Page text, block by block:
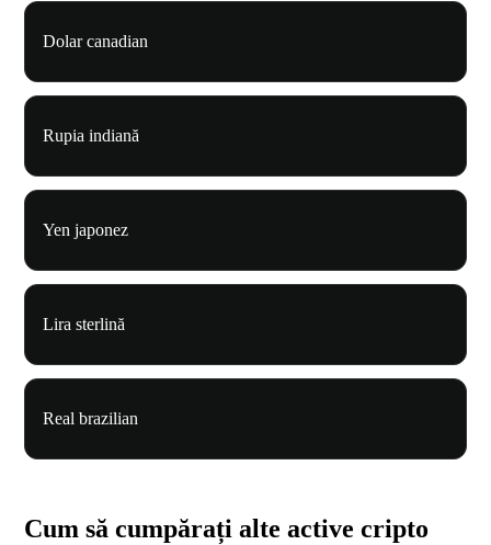
Dolar canadian
Rupia indiană
Yen japonez
Lira sterlină
Real brazilian
Cum să cumpărați alte active cripto